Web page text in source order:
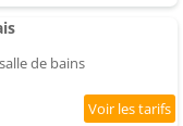
de bains